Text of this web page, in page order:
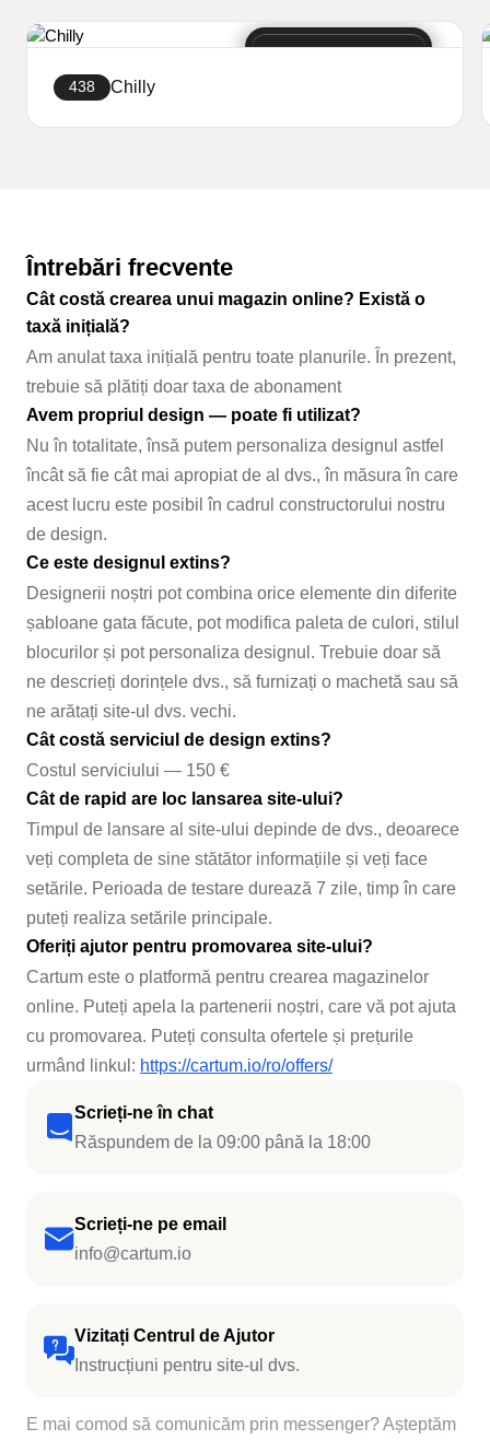
438 Chilly
Scrieți-ne în chat
Răspundem de la 09:00 până la 18:00
Scrieți-ne pe email
info@cartum.io
Vizitați Centrul de Ajutor
Instrucțiuni pentru site-ul dvs.
E mai comod să comunicăm prin messenger? Așteptăm
Întrebări frecvente
Cât costă crearea unui magazin online? Există o
taxă inițială?
Am anulat taxa inițială pentru toate planurile. În prezent,
trebuie să plătiți doar taxa de abonament
Avem propriul design — poate fi utilizat?
Nu în totalitate, însă putem personaliza designul astfel
încât să fie cât mai apropiat de al dvs., în măsura în care
acest lucru este posibil în cadrul constructorului nostru
de design.
Ce este designul extins?
Designerii noștri pot combina orice elemente din diferite
șabloane gata făcute, pot modifica paleta de culori, stilul
blocurilor și pot personaliza designul. Trebuie doar să
ne descrieți dorințele dvs., să furnizați o machetă sau să
ne arătați site-ul dvs. vechi.
Cât costă serviciul de design extins?
Costul serviciului — 150 €
Cât de rapid are loc lansarea site-ului?
Timpul de lansare al site-ului depinde de dvs., deoarece
veți completa de sine stătător informațiile și veți face
setările. Perioada de testare durează 7 zile, timp în care
puteți realiza setările principale.
Oferiți ajutor pentru promovarea site-ului?
Cartum este o platformă pentru crearea magazinelor
online. Puteți apela la partenerii noștri, care vă pot ajuta
cu promovarea. Puteți consulta ofertele și prețurile
urmând linkul: https://cartum.io/ro/offers/